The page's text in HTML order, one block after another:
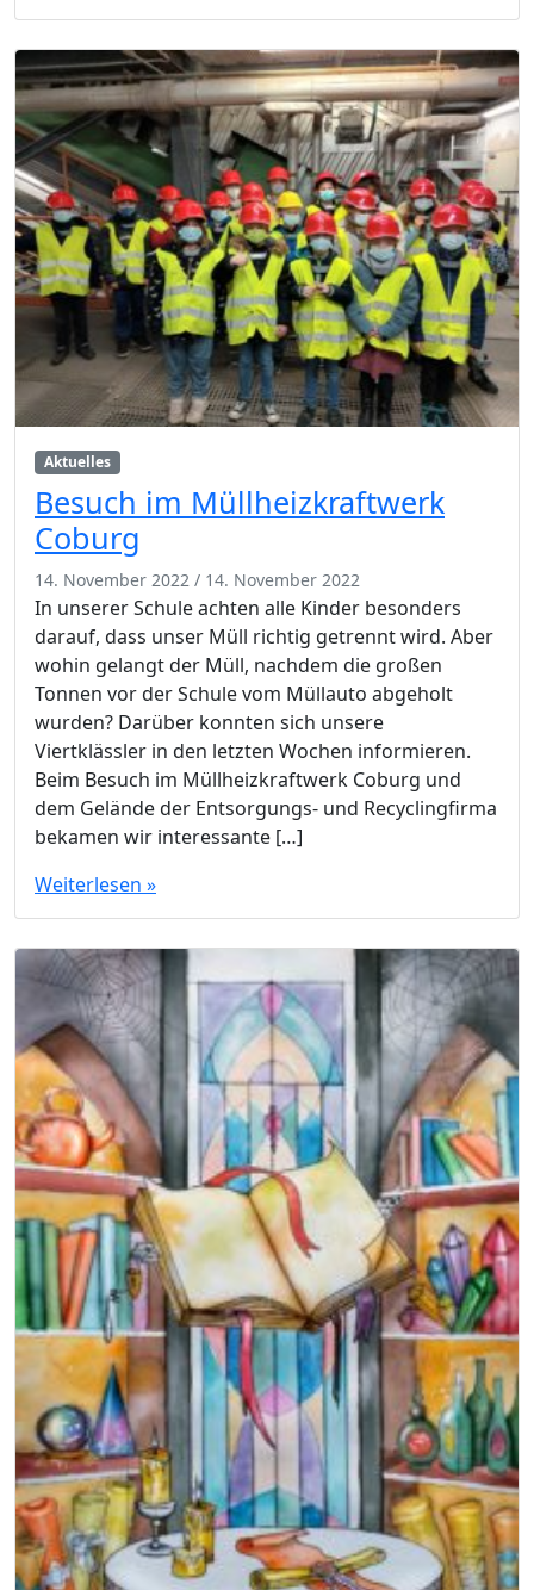
Aktuelles
Besuch im Müllheizkraftwerk
Coburg
14. November 2022 / 14. November 2022
In unserer Schule achten alle Kinder besonders
darauf, dass unser Müll richtig getrennt wird. Aber
wohin gelangt der Müll, nachdem die großen
Tonnen vor der Schule vom Müllauto abgeholt
wurden? Darüber konnten sich unsere
Viertklässler in den letzten Wochen informieren.
Beim Besuch im Müllheizkraftwerk Coburg und
dem Gelände der Entsorgungs- und Recyclingfirma
bekamen wir interessante […]
Weiterlesen »